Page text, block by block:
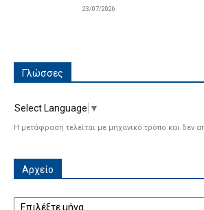
23/07/2026
Γλώσσες
Select Language ▼
Η μετάφραση τελείται με μηχανικό τρόπο και δεν
Αρχείο